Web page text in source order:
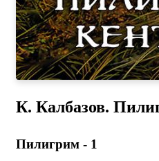
К. Калбазов.
Пилигрим - 1